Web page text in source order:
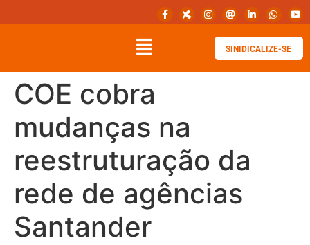
SINIDICALIZE-SE
COE cobra
mudanças na
reestruturação da
rede de agências
Santander